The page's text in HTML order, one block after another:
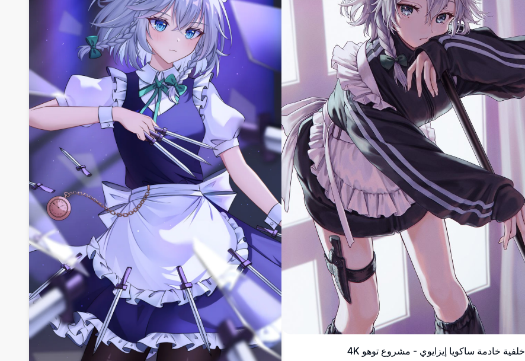
خلفية خادمة ساكويا إيزايوي - مشروع توهو 4K